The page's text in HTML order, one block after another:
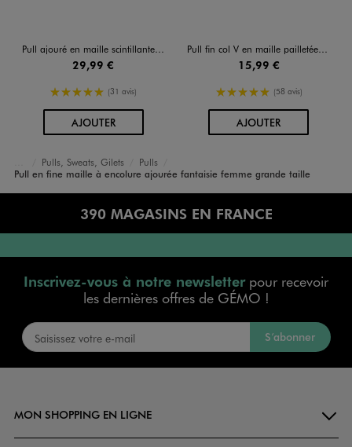
Pull ajouré en maille scintillante femme grande taille
29,99 €
5/5 de moyenne
(31 avis)
AJOUTERAU PANIER
Pull fin col V en maille pailletée femme grande taille
15,99 €
5/5 de moyenne
(58 avis)
AJOUTERAU PANIER
Accueil
Femme
Vêtements
Pulls, Sweats, Gilets
Pulls
Pull en fine maille à encolure ajourée fantaisie femme grande taille
390 MAGASINS EN FRANCE
Inscrivez-vous à notre newsletterpour recevoir
les dernières offres de GÉMO !
S’abonner
MON SHOPPING EN LIGNE